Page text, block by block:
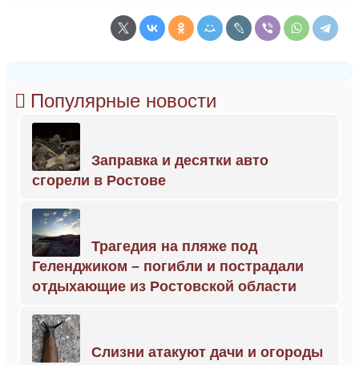
Популярные новости
Заправка и десятки авто
сгорели в Ростове
Трагедия на пляже под
Геленджиком – погибли и пострадали
отдыхающие из Ростовской области
Слизни атакуют дачи и огороды